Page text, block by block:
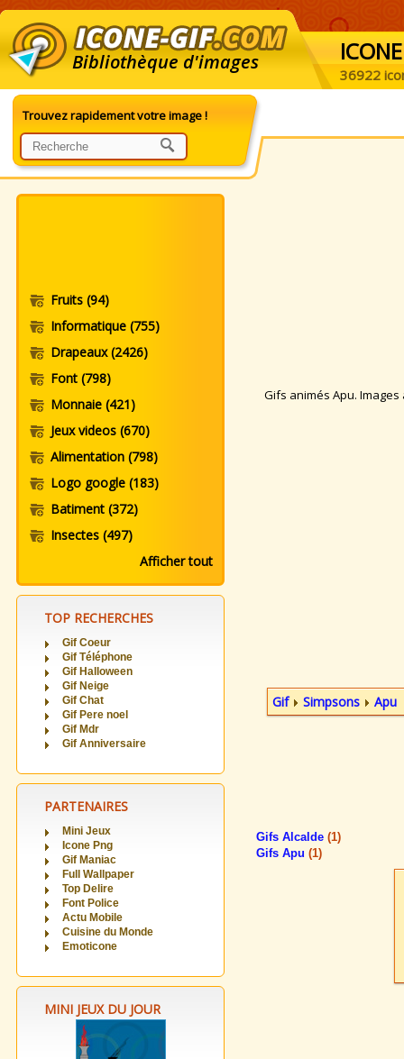
Bibliothèque d'images ICONE
36922
Trouvez rapidement votre image !
Fruits (94)
Informatique (755)
Drapeaux(2426)
Font (798)
Monnaie (421)
Jeux videos (670)
Alimentation (798)
Logo google (183)
Batiment (372)
Insectes (497)
Afficher tout
TOP RECHERCHES
Gif Coeur
Gif Téléphone
Gif Halloween
Gif Neige
Gif Chat
Gif Pere noel
Gif Mdr
Gif Anniversaire
PARTENAIRES
Mini Jeux
Icone Png
Gif Maniac
Full Wallpaper
Top Delire
Font Police
Actu Mobile
Cuisine du Monde
Emoticone
MINI JEUX DU JOUR
Gifs animés Apu.
Gif Simpsons Apu
Gifs Alcalde (1)
Gifs Apu (1)